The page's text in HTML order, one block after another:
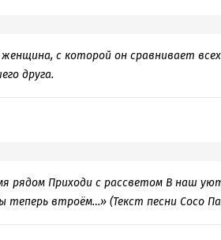
с которой он сравнивает
друга.
рядом Приходи с рассветом В наш
втроём…» (Текст песни Сосо